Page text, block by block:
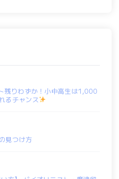
残りわずか！小中高生は1,000
るチャンス
見つけ方